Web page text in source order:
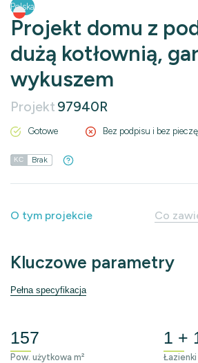
Polska
Projekt domu z
dużą kotłownią,
wykuszem
Projekt 97940R
Gotowe Bez podpisu i bez
KC Brak
O tym projekcie Co
Kluczowe parametry
Pełna specyfikacja
157
Pow. użytkowa m²
1 +